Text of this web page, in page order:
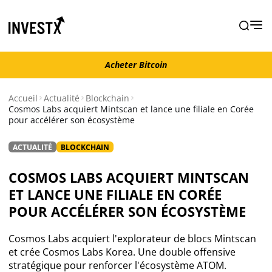
Acheter Bitcoin
Actualité
Actualité Bitcoin
Actualité Ethereum
Actualité Altcoins
Actualité NFT
Acheter Bitcoin
Accueil Actualité
Blockchain
Cosmos Labs acquiert Mintscan et lance une filiale en Corée
pour accélérer son écosystème
ACTUALITÉ BLOCKCHAIN
COSMOS LABS ACQUIERT MINTSCAN
ET LANCE UNE FILIALE EN CORÉE
POUR ACCÉLÉRER SON ÉCOSYSTÈME
Cosmos Labs acquiert l'explorateur de blocs Mintscan
et crée Cosmos Labs Korea. Une double offensive
stratégique pour renforcer l'écosystème ATOM.